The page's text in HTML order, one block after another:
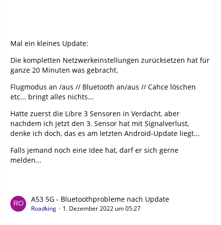
Mal ein kleines Update:
Die kompletten Netzwerkeinstellungen zurücksetzen hat für
ganze 20 Minuten was gebracht.
Flugmodus an /aus // Bluetooth an/aus // Cahce löschen
etc... bringt alles nichts...
Hatte zuerst die Libre 3 Sensoren in Verdacht, aber
nachdem ich jetzt den 3. Sensor hat mit Signalverlust,
denke ich doch, das es am letzten Android-Update liegt...
Falls jemand noch eine Idee hat, darf er sich gerne
melden...
A53 5G - Bluetoothprobleme nach Update
Roadking 1. Dezember 2022 um 05:27